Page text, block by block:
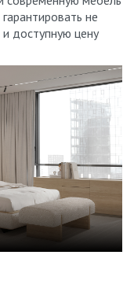
не
доступную цену